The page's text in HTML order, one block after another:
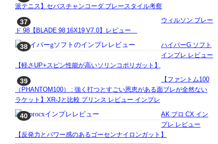
派テニス】セバスチャンコーダ プレースタイル考察
ウィルソン ブレー
ド 98【BLADE 98 16X19 V7.0】レビュー
ハイパーG ソフト
インプレ レビュー
【軽さUP+スピン性能が高いソリンコポリガット】
【ファントム100
（PHANTOM100） : 強く打つとすごい恩恵がある面ブレが全然ない
ラケット】XR-Jと比較 プリンス レビュー インプレ
AK プロ CX イン
プレ レビュー
【反発力とパワー感のあるゴーセンナイロンガット】